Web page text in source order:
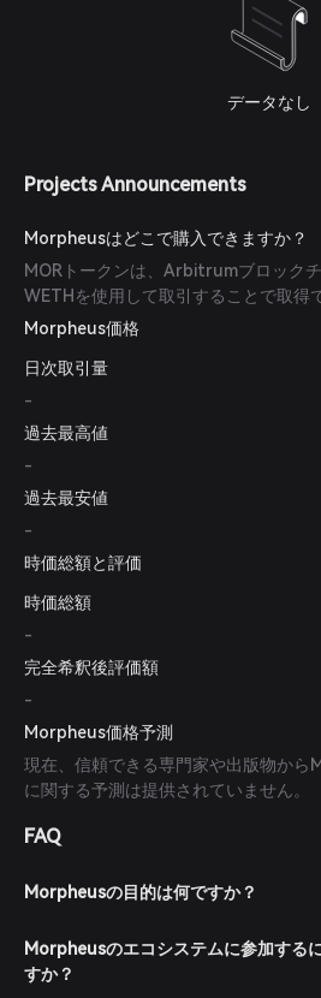
データなし
Projects Announcements
Morpheusはどこで購入できますか？
MORトークンは、Arbitrumブロック
WETHを使用して取引することで取得
Morpheus価格
日次取引量
-
過去最高値
-
過去最安値
-
時価総額と評価
時価総額
-
完全希釈後評価額
-
Morpheus価格予測
現在、信頼できる専門家や出版物から
に関する予測は提供されていません。
FAQ
Morpheusの目的は何ですか？
Morpheusのエコシステムに参加する
すか？